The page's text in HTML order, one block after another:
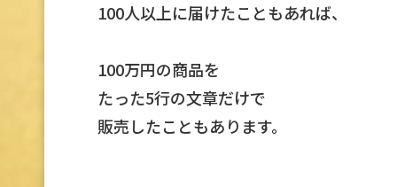
100人以上に届けたこともあれば、
100万円の商品を
たった5行の文章だけで
販売したこともあります。